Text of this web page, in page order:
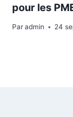
pour les
Paradmin 24